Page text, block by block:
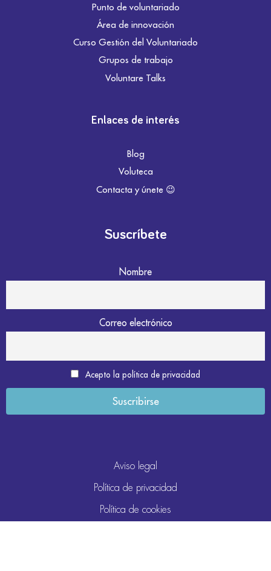
Punto de voluntariado
Área de innovación
Curso Gestión del Voluntariado
Grupos de trabajo
Voluntare Talks
Enlaces de interés
Blog
Voluteca
Contacta y únete 😉
Suscríbete
Nombre
Correo electrónico
Acepto la política de privacidad
Aviso legal
Política de privacidad
Política de cookies